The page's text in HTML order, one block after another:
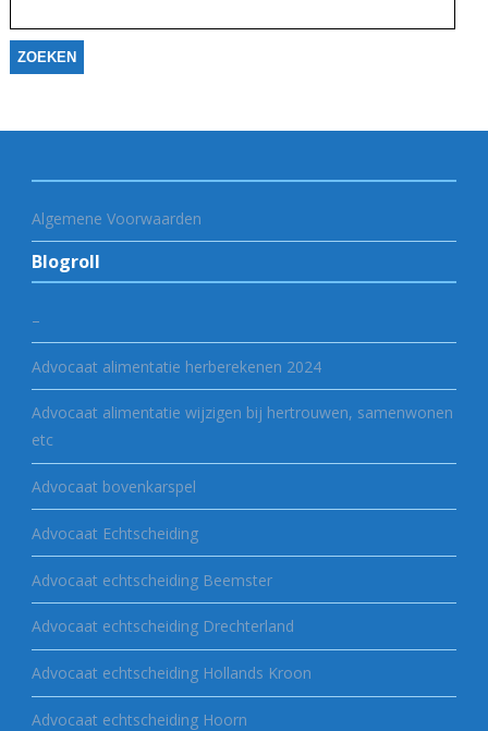
Algemene Voorwaarden
Blogroll
–
Advocaat alimentatie herberekenen 2024
Advocaat alimentatie wijzigen bij hertrouwen, samenwonen
etc
Advocaat bovenkarspel
Advocaat Echtscheiding
Advocaat echtscheiding Beemster
Advocaat echtscheiding Drechterland
Advocaat echtscheiding Hollands Kroon
Advocaat echtscheiding Hoorn